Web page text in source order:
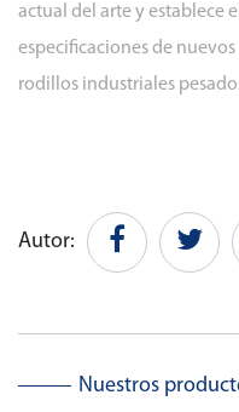
actual del arte y establece
especificaciones de
rodillos industriales
Autor:
Nuestros